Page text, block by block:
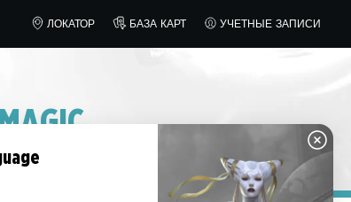
ЛОКАТОР БАЗА КАРТ УЧЕТНЫЕ ЗАПИСИ